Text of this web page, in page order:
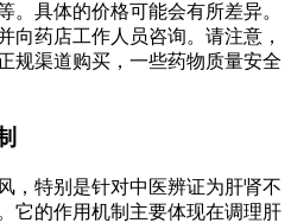
。具体的价格可能会有所差异。
向药店工作人员咨询。请注意，
规渠道购买，一些药物质量安全
，特别是针对中医辨证为肝肾不
它的作用机制主要体现在调理肝